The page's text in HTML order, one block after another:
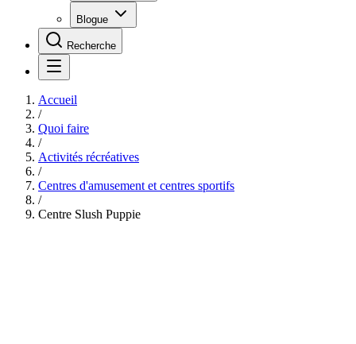
Blogue
Recherche
Accueil
/
Quoi faire
/
Activités récréatives
/
Centres d'amusement et centres sportifs
/
Centre Slush Puppie